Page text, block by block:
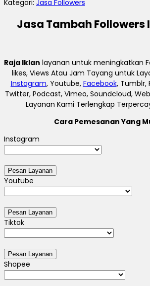
Kategori: Jasa Followers
Jasa Tambah
Raja Iklan layanan untuk meningkatkan
likes, Views Atau Jam Tayang untuk
Instagram, Youtube, Facebook, Tumblr,
Twitter, Podcast, Vimeo, Soundcloud,
Layanan Kami Terlengkap
Cara Pemesanan Yang
Instagram
Youtube
Tiktok
Shopee